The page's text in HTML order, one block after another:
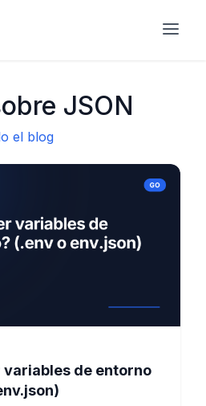
JSON
el blog
variables de entorno